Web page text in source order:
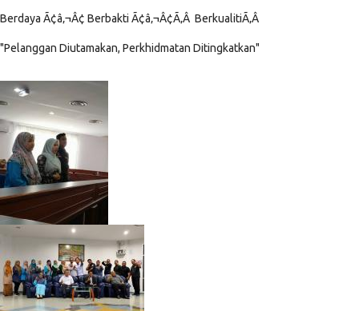
Berdaya Ã¢â‚¬Â¢ Berbakti Ã¢â‚¬Â¢Ã‚Â BerkualitiÃ‚Â
"Pelanggan Diutamakan, Perkhidmatan Ditingkatkan"